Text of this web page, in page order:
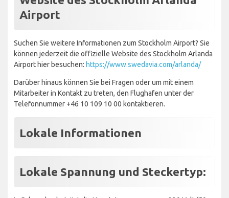
Airport
Suchen Sie weitere Informationen zum Stockholm Airport? Sie
können jederzeit die offizielle Website des Stockholm Arlanda
Airport hier besuchen: https://www.swedavia.com/arlanda/
Darüber hinaus können Sie bei Fragen oder um mit einem
Mitarbeiter in Kontakt zu treten, den Flughafen unter der
Telefonnummer +46 10 109 10 00 kontaktieren.
Lokale Informationen
Lokale Spannung und Steckertyp: